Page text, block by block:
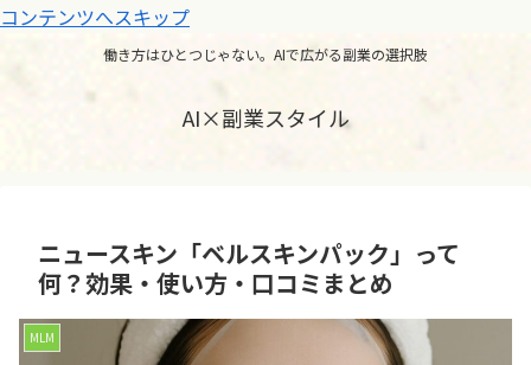
コンテンツへスキップ
働き方はひとつじゃない。AIで広がる副業の選択肢
AI×副業スタイル
ニュースキン「ベルスキンパック」って
何？効果・使い方・口コミまとめ
MLM